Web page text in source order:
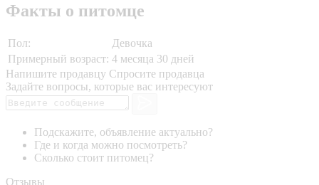
Факты о питомце
Пол:
Девочка
Примерный возраст: 4 месяца 30 дней
Напишите продавцу Спросите продавца
Задайте вопросы, которые вас интересуют
Подскажите, объявление актуально?
Где и когда можно посмотреть?
Сколько стоит питомец?
Отзывы